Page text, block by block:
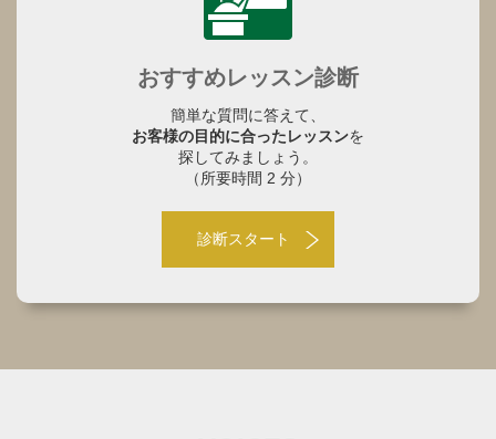
おすすめレッスン診断
簡単な質問に答えて、
お客様の目的に合ったレッスンを
探してみましょう。
（所要時間 2 分）
診断スタート